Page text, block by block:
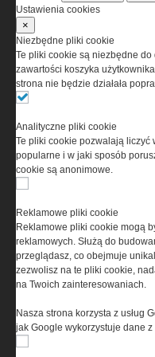
Korzystanie z portalu
przez Grupa MEDIUM
odpowiedzialnością
0000537655, NIP
(zwana dalej Grupa
Ta witryna
informacji na Twoim
w celu świadczenia
w tym w sposób
cookies oznacza, że
urządzeniu
dokonać zmiany
Ustawienia cookies
×
Niezbędne pliki cookie
Te pliki cookie są niezbędne do
zawartości koszyka
strona nie będzie działała
Analityczne pliki cookie
Te pliki cookie pozwalają liczyć
popularne i w jaki sposób
cookie są anonimowe.
Reklamowe pliki cookie
Reklamowe pliki cookie mogą
reklamowych. Służą do
przeglądasz, co obejmuje
zezwolisz na te pliki cookie,
na Twoich zainteresowaniach.
Nasza strona korzysta z usług
jak Google wykorzystuje dane